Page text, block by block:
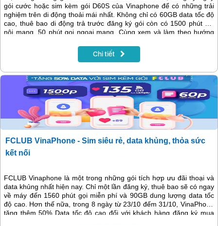
gói cước hoặc sim kèm gói D60S của Vinaphone để có những trải
nghiệm trên di động thoải mái nhất. Không chỉ có 60GB data tốc độ
cao, thuê bao di động trả trước đăng ký gói còn có 1500 phút gọi
nội mạng, 50 phút gọi ngoại mạng. Cùng xem và làm theo hướng
Chi tiết
FCLUB VinaPhone - Sim siêu rẻ, data khủng, thỏa sức
kết nối
FCLUB Vinaphone là một trong những gói tích hợp ưu đãi thoại và
data khủng nhất hiện nay. Chỉ một lần đăng ký, thuê bao sẽ có ngay
về máy đến 1560 phút gọi miễn phí và 90GB dung lượng data tốc
độ cao. Hơn thế nữa, trong 8 ngày từ 23/10 đếm 31/10, VinaPhone
tặng thêm 50% Data tốc độ cao đối với khách hàng đăng ký mua